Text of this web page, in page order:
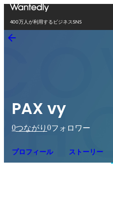
400万人が利用するビジネスSNS
PAX vy
0つながり 0フォロワー
プロフィール ストーリー